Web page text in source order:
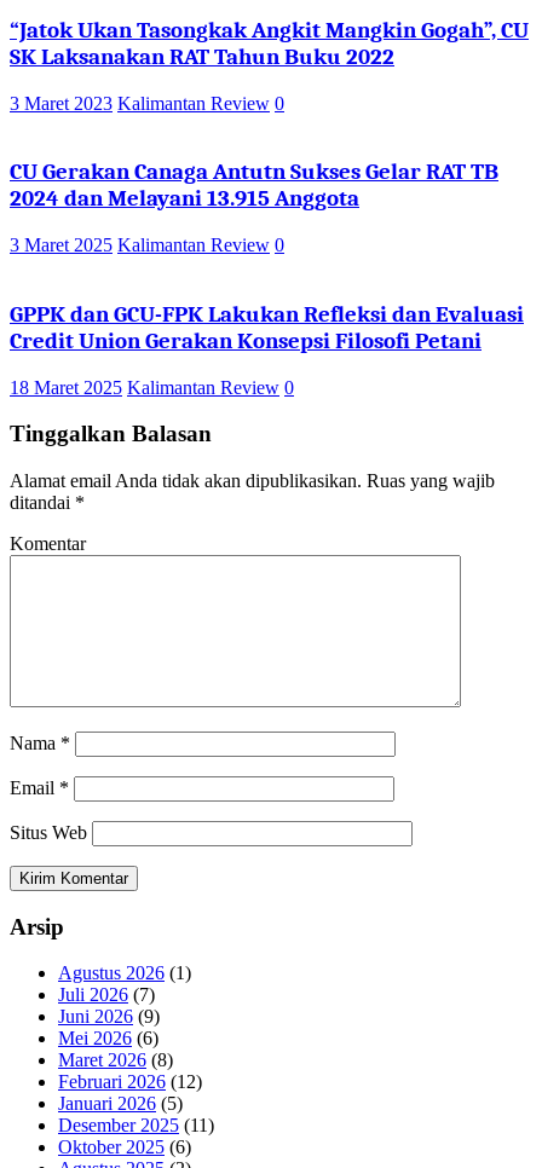
“Jatok Ukan Tasongkak Angkit Mangkin Gogah”, CU
SK Laksanakan RAT Tahun Buku 2022
3 Maret 2023 Kalimantan Review 0
CU Gerakan Canaga Antutn Sukses Gelar RAT TB
2024 dan Melayani 13.915 Anggota
3 Maret 2025 Kalimantan Review 0
GPPK dan GCU-FPK Lakukan Refleksi dan Evaluasi
Credit Union Gerakan Konsepsi Filosofi Petani
18 Maret 2025 Kalimantan Review 0
Tinggalkan Balasan
Alamat email Anda tidak akan dipublikasikan. Ruas yang wajib
ditandai *
Komentar
Nama *
Email *
Situs Web
Arsip
Agustus 2026 (1)
Juli 2026 (7)
Juni 2026 (9)
Mei 2026 (6)
Maret 2026 (8)
Februari 2026 (12)
Januari 2026 (5)
Desember 2025 (11)
Oktober 2025 (6)